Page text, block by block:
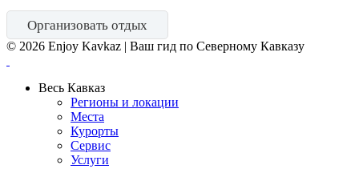
Организовать отдых
© 2026 Enjoy Kavkaz | Ваш гид по Северному Кавказу
Весь Кавказ
Регионы и локации
Места
Курорты
Сервис
Услуги